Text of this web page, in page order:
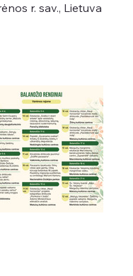
r. sav., Lietuva